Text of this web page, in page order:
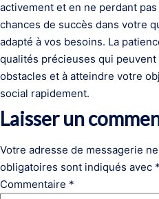
activement et en ne perdant
chances de succès dans votre
adapté à vos besoins. La
qualités précieuses qui
obstacles et à atteindre votre
social rapidement.
Laisser un
Votre adresse de messagerie
obligatoires sont indiqués avec *
Commentaire *